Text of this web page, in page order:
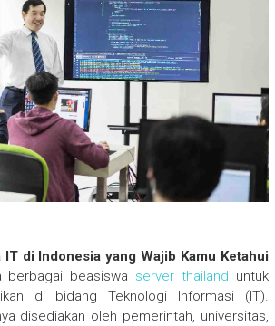
IT di Indonesia yang Wajib Kamu Ketahui
berbagai beasiswa server thailand untuk
di bidang Teknologi Informasi (IT).
disediakan oleh pemerintah, universitas,